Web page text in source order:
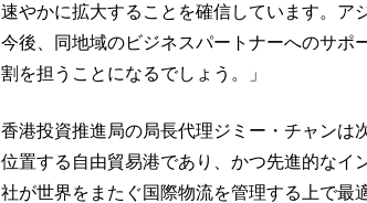
速やかに拡大することを確信しています。ア
今後、同地域のビジネスパートナーへのサポ
割を担うことになるでしょう。」
香港投資推進局の局長代理ジミー・チャンは
位置する自由貿易港であり、かつ先進的なイ
社が世界をまたぐ国際物流を管理する上で最